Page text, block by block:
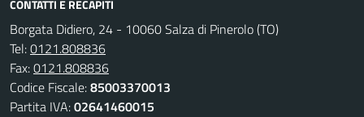
CONTATTI E RECAPITI
Borgata Didiero, 24 - 10060 Salza di Pinerolo (TO)
Tel:0121.808836
Fax:0121.808836
Codice Fiscale:85003370013
Partita IVA:02641460015